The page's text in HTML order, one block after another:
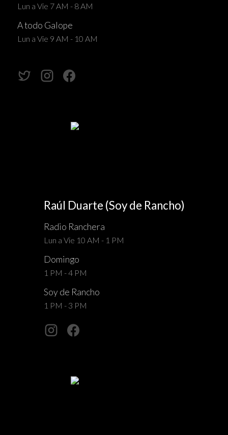
Lun a Vie 7 AM - 8 AM
A todo Galope
Lun a Vie 9 AM - 10 AM
Raúl Duarte (Soy de Rancho)
Radio Ranchera
Lun a Vie 10 AM - 1 PM
Domingo
1 PM - 4 PM
Soy de Rancho
1 PM - 3 PM